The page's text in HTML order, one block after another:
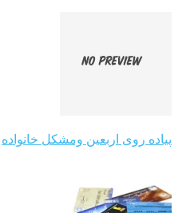
پیاده روی اربعین ومشکل خانواده